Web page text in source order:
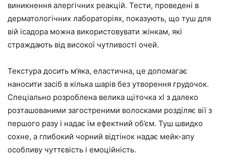
виникнення алергічних реакцій. Тести, проведені в
дерматологічних лабораторіях, показують, що туш для
вій ісадора можна використовувати жінкам, які
страждають від високої чутливості очей.
Текстура досить м’яка, еластична, це допомагає
наносити засіб в кілька шарів без утворення грудочок.
Спеціально розроблена велика щіточка xl з далеко
розташованими загостреними волосками розділяє вії з
першого разу і надає їм ефектний об’єм. Туш швидко
сохне, а глибокий чорний відтінок надає мейк-апу
особливу чуттєвість і емоційність.